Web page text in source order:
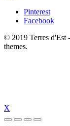
Pinterest
Facebook
© 2019 Terres d'Est
themes.
X